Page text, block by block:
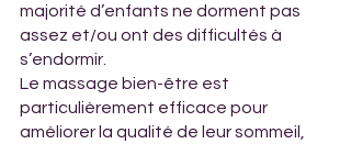
majorité d’enfants ne dorment pas
assez et/ou ont des difficultés à
s’endormir.
Le massage bien-être est
particulièrement efficace pour
améliorer la qualité de leur sommeil,